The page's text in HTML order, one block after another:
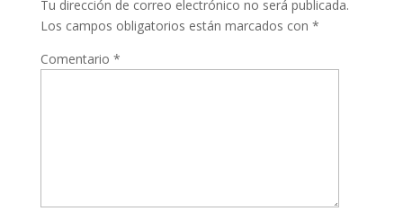
Tu dirección de correo electrónico no será publicada.
Los campos obligatorios están marcados con *
Comentario *